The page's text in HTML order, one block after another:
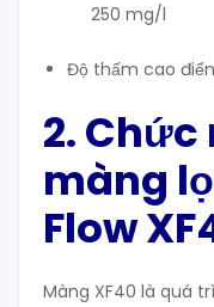
250 mg/l
Độ thấm cao
2. Chức
màng
Flow
Màng XF40 là quá